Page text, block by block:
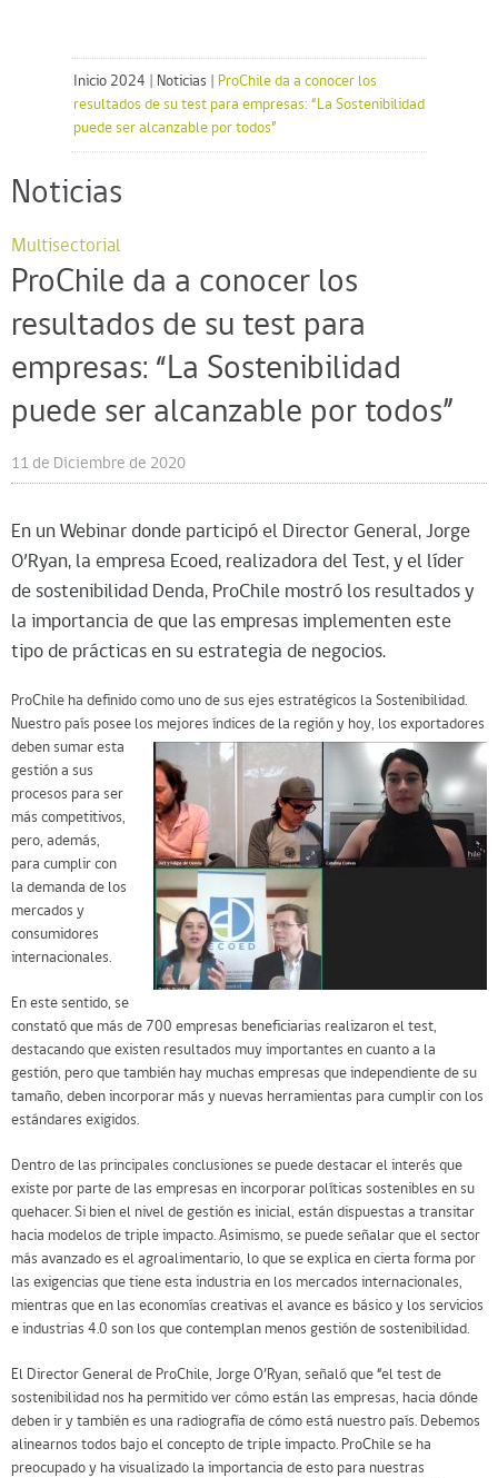
Inicio 2024 Noticias
ProChile da a conocer los
resultados de su test para empresas: “La Sostenibilidad
puede ser alcanzable por todos”
Noticias
Multisectorial
ProChile da a conocer los
resultados de su test para
empresas: “La Sostenibilidad
puede ser alcanzable por todos”
11 de Diciembre de 2020
En un Webinar donde participó el Director General, Jorge
O’Ryan, la empresa Ecoed, realizadora del Test, y el líder
de sostenibilidad Denda, ProChile mostró los resultados y
la importancia de que las empresas implementen este
tipo de prácticas en su estrategia de negocios.
ProChile ha definido como uno de sus ejes estratégicos la Sostenibilidad.
Nuestro país posee los mejores índices de la región y hoy, los exportadores
deben sumar esta
gestión a sus
procesos para ser
más competitivos,
pero, además,
para cumplir con
la demanda de los
mercados y
consumidores
internacionales.
En este sentido, se
constató que más de 700 empresas beneficiarias realizaron el test,
destacando que existen resultados muy importantes en cuanto a la
gestión, pero que también hay muchas empresas que independiente de su
tamaño, deben incorporar más y nuevas herramientas para cumplir con los
estándares exigidos.
Dentro de las principales conclusiones se puede destacar el interés que
existe por parte de las empresas en incorporar políticas sostenibles en su
quehacer. Si bien el nivel de gestión es inicial, están dispuestas a transitar
hacia modelos de triple impacto. Asimismo, se puede señalar que el sector
más avanzado es el agroalimentario, lo que se explica en cierta forma por
las exigencias que tiene esta industria en los mercados internacionales,
mientras que en las economías creativas el avance es básico y los servicios
e industrias 4.0 son los que contemplan menos gestión de sostenibilidad.
El Director General de ProChile, Jorge O’Ryan, señaló que “el test de
sostenibilidad nos ha permitido ver cómo están las empresas, hacia dónde
deben ir y también es una radiografía de cómo está nuestro país. Debemos
alinearnos todos bajo el concepto de triple impacto. ProChile se ha
preocupado y ha visualizado la importancia de esto para nuestras